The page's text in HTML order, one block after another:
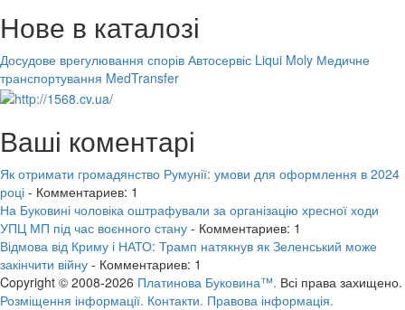
Нове в каталозі
Досудове врегулювання спорів Автосервіс Liqui Moly Медичне
транспортування MedTransfer
Ваші коментарі
Як отримати громадянство Румунії: умови для оформлення в 2024
році - Комментариев: 1
На Буковині чоловіка оштрафували за організацію хресної ходи
УПЦ МП під час воєнного стану - Комментариев: 1
Відмова від Криму і НАТО: Трамп натякнув як Зеленський може
закінчити війну - Комментариев: 1
Copyright © 2008-2026 Платинова Буковина™. Всі права захищено.
Розміщення інформації. Контакти. Правова інформація.